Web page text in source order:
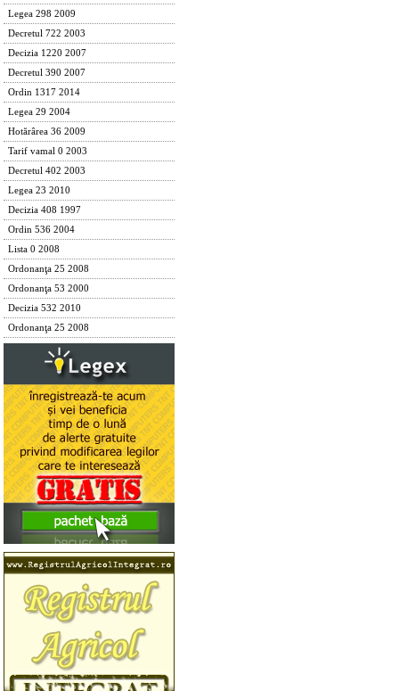
Legea 298 2009
Decretul 722 2003
Decizia 1220 2007
Decretul 390 2007
Ordin 1317 2014
Legea 29 2004
Hotărârea 36 2009
Tarif vamal 0 2003
Decretul 402 2003
Legea 23 2010
Decizia 408 1997
Ordin 536 2004
Lista 0 2008
Ordonanţa 25 2008
Ordonanţa 53 2000
Decizia 532 2010
Ordonanţa 25 2008